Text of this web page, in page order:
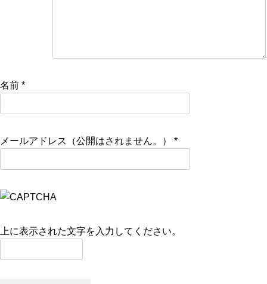
名前 *
メールアドレス（公開はされません。） *
上に表示された文字を入力してください。